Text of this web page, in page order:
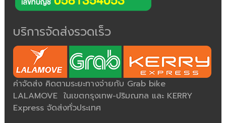
บริการจัดส่งรวดเร็ว
ค่าจัดส่ง คิดตามระยะทางจ่ายกับ Grab bike
LALAMOVE ในเขตกรุงเทพ-ปริมณฑล และ KERRY
Express จัดส่งทั่วประเทศ